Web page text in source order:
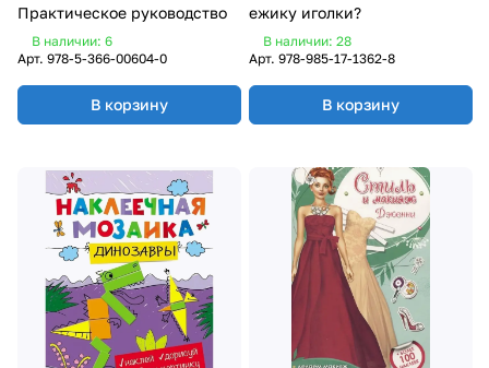
Практическое руководство
В наличии: 6
Арт. 978-5-366-00604-0
В корзину
ежику иголки?
В наличии: 28
Арт. 978-985-17-1362-8
В корзину